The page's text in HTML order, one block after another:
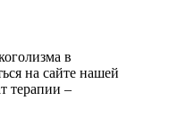
в
на сайте нашей
терапии –